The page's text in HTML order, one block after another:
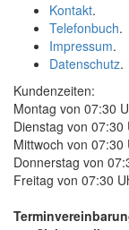
Kontakt.
Telefonbuch.
Impressum.
Datenschutz.
Kundenzeiten:
Montag von 07:30
Dienstag von
Mittwoch von
Donnerstag von
Freitag von 07:30